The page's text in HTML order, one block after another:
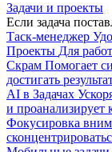
Задачи и проекты
Если задача
Таск-менеджер
Проекты Для
Скрам Помогает
достигать
AI в Задачах
и проанализирует
Фокусировка